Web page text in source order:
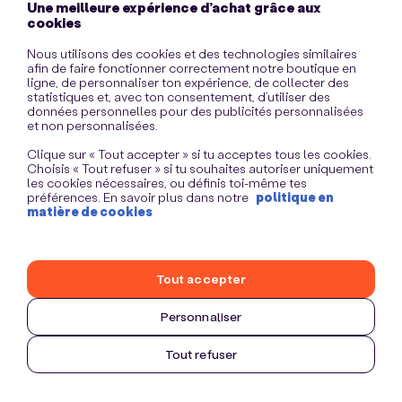
Une meilleure expérience d’achat grâce aux
cookies
Nous utilisons des cookies et des technologies similaires
afin de faire fonctionner correctement notre boutique en
ligne, de personnaliser ton expérience, de collecter des
statistiques et, avec ton consentement, d’utiliser des
données personnelles pour des publicités personnalisées
et non personnalisées.
Clique sur « Tout accepter » si tu acceptes tous les cookies.
Choisis « Tout refuser » si tu souhaites autoriser uniquement
les cookies nécessaires, ou définis toi-même tes
préférences. En savoir plus dans notre politique en
matière de cookies
Personnaliser
Tout refuser
Tout accepter